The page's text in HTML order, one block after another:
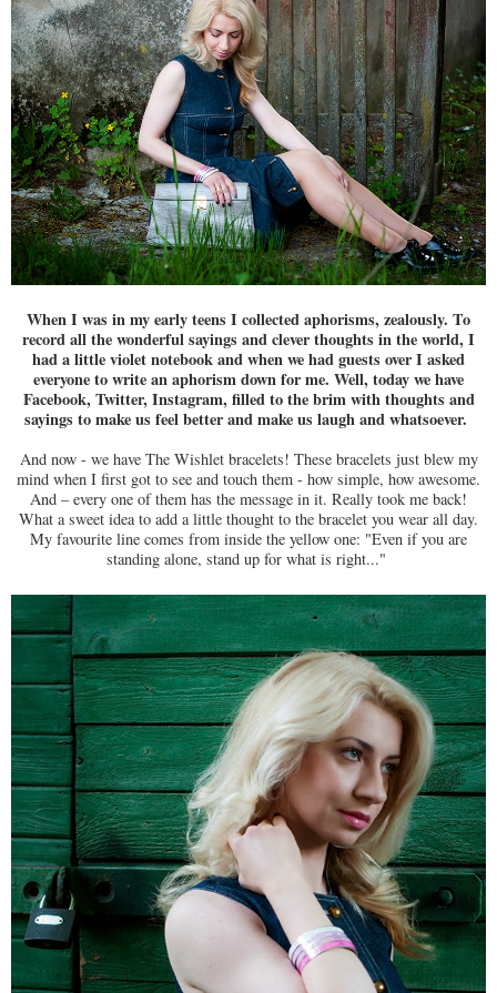
When I was in my early teens I collected aphorisms, zealously. To
record all the wonderful sayings and clever thoughts in the world, I
had a little violet notebook and when we had guests over I asked
everyone to write an aphorism down for me. Well, today we have
Facebook, Twitter, Instagram, filled to the brim with thoughts and
sayings to make us feel better and make us laugh and whatsoever.
And now - we have The Wishlet bracelets! These bracelets just blew my
mind when I first got to see and touch them - how simple, how awesome.
And – every one of them has the message in it. Really took me back!
What a sweet idea to add a little thought to the bracelet you wear all day.
My favourite line comes from inside the yellow one: "Even if you are
standing alone, stand up for what is right..."